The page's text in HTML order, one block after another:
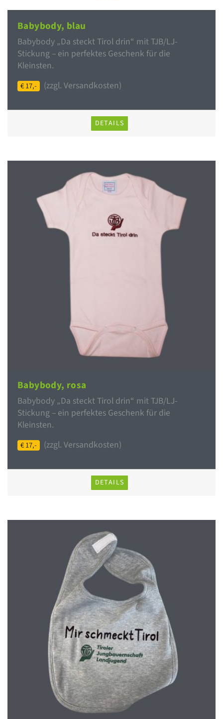
Babybody, blau
Babybody „Da steckt Tirol drin“ mit TJB/LJ-
Stickung – ein perfektes Geschenk für die
Kleinsten.
€ 17,- (zzgl. Versandkosten)
DETAILS
Babybody, rosa
Babybody „Da steckt Tirol drin“ mit TJB/LJ-
Stickung – ein perfektes Geschenk für die
Kleinsten.
€ 17,- (zzgl. Versandkosten)
DETAILS